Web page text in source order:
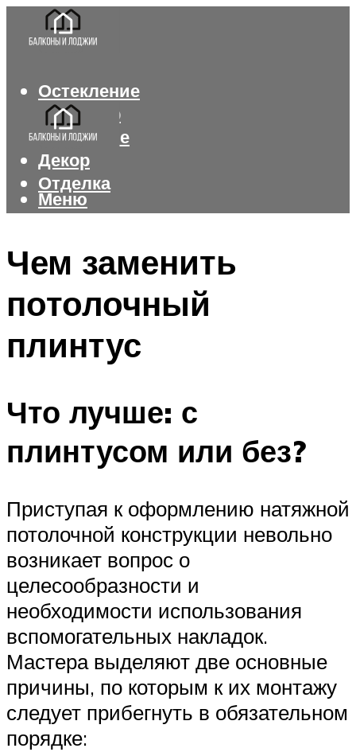
Остекление
Интерьер
Утепление
Декор
Отделка
Меню
Чем заменить
потолочный
плинтус
Что лучше: с
плинтусом или без?
Приступая к оформлению натяжной
потолочной конструкции невольно
возникает вопрос о
целесообразности и
необходимости использования
вспомогательных накладок.
Мастера выделяют две основные
причины, по которым к их монтажу
следует прибегнуть в обязательном
порядке: